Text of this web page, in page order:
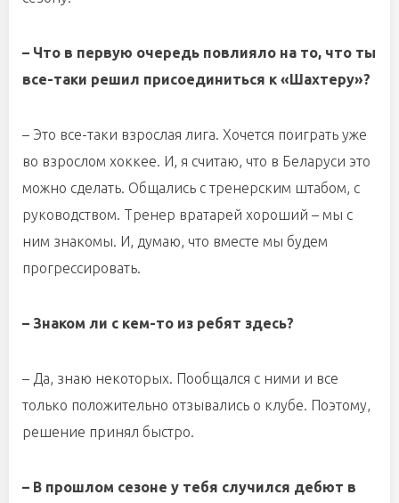
– Что в первую очередь повлияло на то, что ты
все-таки решил присоединиться к «Шахтеру»?
– Это все-таки взрослая лига. Хочется поиграть уже
во взрослом хоккее. И, я считаю, что в Беларуси это
можно сделать. Общались с тренерским штабом, с
руководством. Тренер вратарей хороший – мы с
ним знакомы. И, думаю, что вместе мы будем
прогрессировать.
– Знаком ли с кем-то из ребят здесь?
– Да, знаю некоторых. Пообщался с ними и все
только положительно отзывались о клубе. Поэтому,
решение принял быстро.
– В прошлом сезоне у тебя случился дебют в